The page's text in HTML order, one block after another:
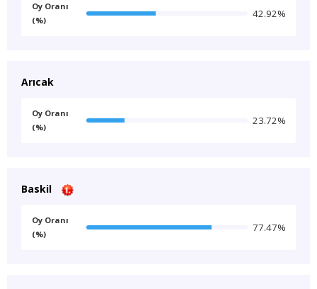
Oy Oranı
(%)
42.92%
Arıcak
Oy Oranı
(%)
23.72%
Baskil
Oy Oranı
(%)
77.47%